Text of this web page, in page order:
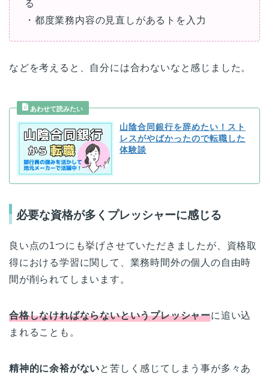
る
・都度業務内容の見直しがあるトを入力
などを考えると、自分には合わないなと感じました。
山陰合同銀行を辞めたい！スト
レスがやばかったので転職した
体験談
必要な資格が多くプレッシャーに感じる
良い点の1つにも挙げさせていただきましたが、資格取
得における学習に関して、業務時間外の個人の自由時
間が削られてしまいます。
合格しなければならないというプレッシャーに追い込
まれることも。
精神的に余裕がないと苦しく感じてしまう事が多々あ